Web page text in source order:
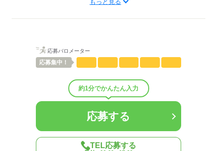
職場の様子 しずか
組立・検査のお仕事です。
（男2：女8）
平均年齢
メーカー関連
もっと見る
応募バロメーター
応募集中！
約1分でかんたん入力
応募する
TEL応募する